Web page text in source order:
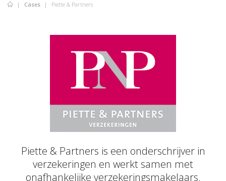
Cases Piette & Partners
Piette & Partners is een onderschrijver in
verzekeringen en werkt samen met
onafhankelijke verzekeringsmakelaars.